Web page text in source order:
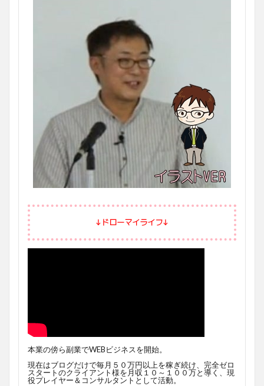
↓ドローマイライフ↓
本業の傍ら副業でWEBビジネスを開始。
現在はブログだけで毎月５０万円以上を稼ぎ続け、完全ゼロ
スタートのクライアント様を月収１０～１００万と導く、現
役プレイヤー＆コンサルタントとして活動。